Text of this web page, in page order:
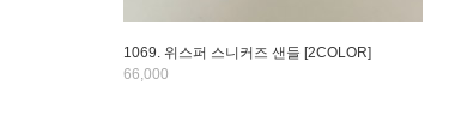
1069. 위스퍼 스니커즈 샌들 [2COLOR]
66,000